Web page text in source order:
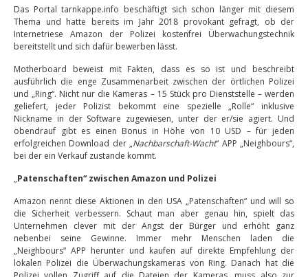
Das Portal tarnkappe.info beschäftigt sich schon länger mit diesem
Thema und hatte bereits im Jahr 2018 provokant gefragt, ob der
Internetriese Amazon der Polizei kostenfrei Überwachungstechnik
bereitstellt und sich dafür bewerben lässt.
Motherboard beweist mit Fakten, dass es so ist und beschreibt
ausführlich die enge Zusammenarbeit zwischen der örtlichen Polizei
und „Ring“. Nicht nur die Kameras – 15 Stück pro Dienststelle – werden
geliefert, jeder Polizist bekommt eine spezielle „Rolle“ inklusive
Nickname in der Software zugewiesen, unter der er/sie agiert. Und
obendrauf gibt es einen Bonus in Höhe von 10 USD – für jeden
erfolgreichen Download der „Nachbarschaft-Wacht“ APP „Neighbours“,
bei der ein Verkauf zustande kommt.
„Patenschaften“ zwischen Amazon und Polizei
Amazon nennt diese Aktionen in den USA „Patenschaften“ und will so
die Sicherheit verbessern. Schaut man aber genau hin, spielt das
Unternehmen clever mit der Angst der Bürger und erhöht ganz
nebenbei seine Gewinne. Immer mehr Menschen laden die
„Neighbours“ APP herunter und kaufen auf direkte Empfehlung der
lokalen Polizei die Überwachungskameras von Ring. Danach hat die